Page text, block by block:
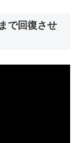
で回復させ